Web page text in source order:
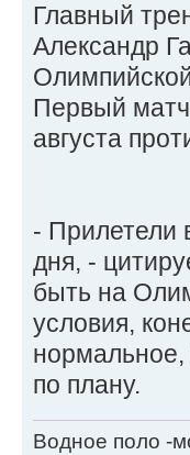
Главный
Александр
Первый
августа
- Прилетели
дня, -
быть на
условия,
нормальное,
по плану.
Водное поло -